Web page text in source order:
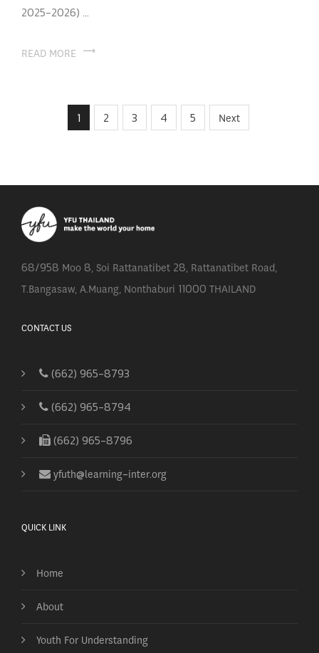
2025-2026) ...
READ MORE
1 2 3 4 5 Next
68/958 Moo 8, Soi Rattanatibet 28, Rattanatibet Road,
T.Bangasaw, A.Muang, Nonthaburi 11000 THAILAND
CONTACT US
(662) 965-8793
(662) 965-8794
(662) 965-8796
yfuth@learning-inter.org
QUICK LINK
Home
About
Youth For Understanding